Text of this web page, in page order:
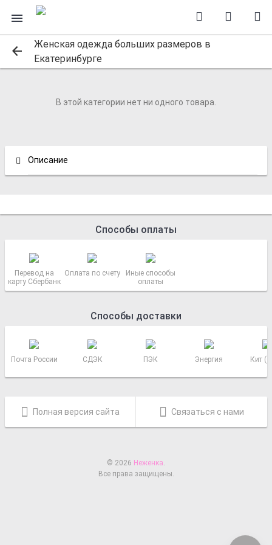
Женская одежда больших размеров в
Екатеринбурге
В этой категории нет ни одного товара.
Описание
Способы оплаты
Перевод на
карту Сбербанк
Оплата по счету
Иные способы
оплаты
Способы доставки
Почта России СДЭК ПЭК Энергия Кит
Полная версия сайта Связаться с нами
© 2026 Неженка.
Все права защищены.